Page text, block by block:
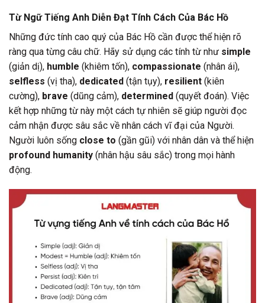
Từ Ngữ Tiếng Anh Diễn Đạt Tính Cách Của Bác Hồ
Những đức tính cao quý của Bác Hồ cần được thể hiện rõ
ràng qua từng câu chữ. Hãy sử dụng các tính từ như simple
(giản dị), humble (khiêm tốn), compassionate (nhân ái),
selfless (vị tha), dedicated (tận tụy), resilient (kiên
cường), brave (dũng cảm), determined (quyết đoán). Việc
kết hợp những từ này một cách tự nhiên sẽ giúp người đọc
cảm nhận được sâu sắc về nhân cách vĩ đại của Người.
Người luôn sống close to (gần gũi) với nhân dân và thể hiện
profound humanity (nhân hậu sâu sắc) trong mọi hành
động.